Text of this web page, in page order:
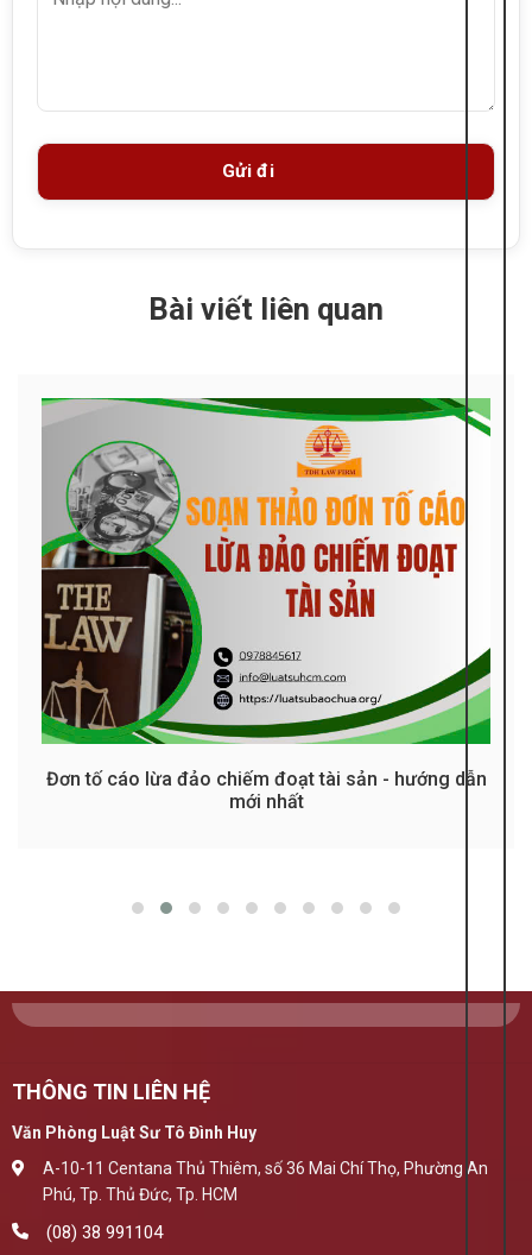
Bài viết liên quan
Đơn tố cáo lừa đảo chiếm đoạt tài sản - hướng dẫn
mới nhất
THÔNG TIN LIÊN HỆ
Văn Phòng Luật Sư Tô Đình Huy
A-10-11 Centana Thủ Thiêm, số 36 Mai Chí Thọ, Phường An
Phú, Tp. Thủ Đức, Tp. HCM
(08) 38 991104